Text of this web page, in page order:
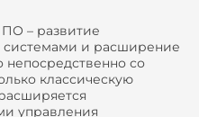
ПО – развитие
системами и расширение
непосредственно со
классическую
управления